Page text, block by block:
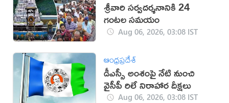
శ్రీవారి సర్వదర్శనానికి 24
గంటల సమయం
Aug 06, 2026, 03:08 IST
ఆంధ్రప్రదేశ్
డీఎస్సీ అంశంపై నేటి నుంచి
వైసీపీ రిలే నిరాహార దీక్షలు
Aug 06, 2026, 03:08 IST